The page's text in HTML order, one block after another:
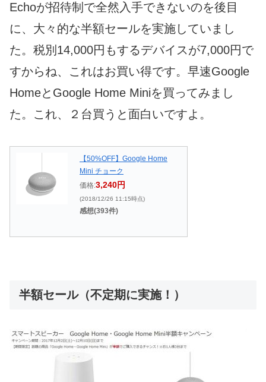
Echoが招待制で全然入手できないのを後目
に、大々的な半額セールを実施していまし
た。税別14,000円もするデバイスが7,000円で
すからね、これはお買い得です。早速Google
HomeとGoogle Home Miniを買ってみまし
た。これ、２台買うと面白いですよ。
【50%OFF】Google Home
Mini チョーク
価格:3,240円
(2018/12/26 11:15時点)
感想(393件)
半額セール（不定期に実施！）